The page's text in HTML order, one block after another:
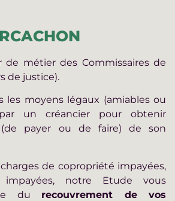
métier des Commissaires de
de justice).
moyens légaux (amiables ou
un créancier pour obtenir
(de payer ou de faire) de son
de copropriété impayées,
impayées, notre Etude vous
du recouvrement de vos